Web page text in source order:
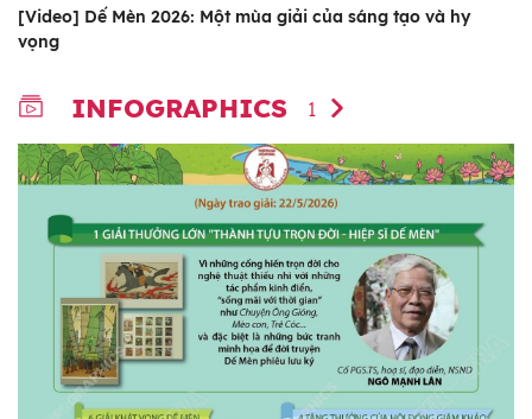
[Video] Dế Mèn 2026: Một mùa giải của sáng tạo và hy
vọng
INFOGRAPHICS 1